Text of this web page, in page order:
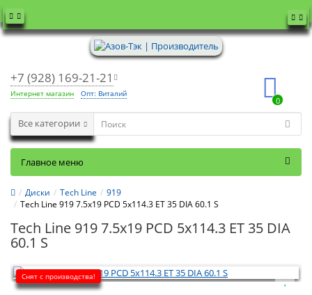
+7 (928) 169-21-21
Интернет магазин Опт: Виталий
0
Все категории
Главное меню
Диски Tech Line
919
Tech Line 919 7.5x19 PCD 5x114.3 ET 35 DIA 60.1 S
Tech Line 919 7.5x19 PCD 5x114.3 ET 35 DIA
60.1 S
Снят с производства!